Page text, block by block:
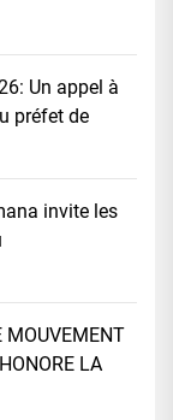
Un appel à
préfet de
invite les
MOUVEMENT
LA